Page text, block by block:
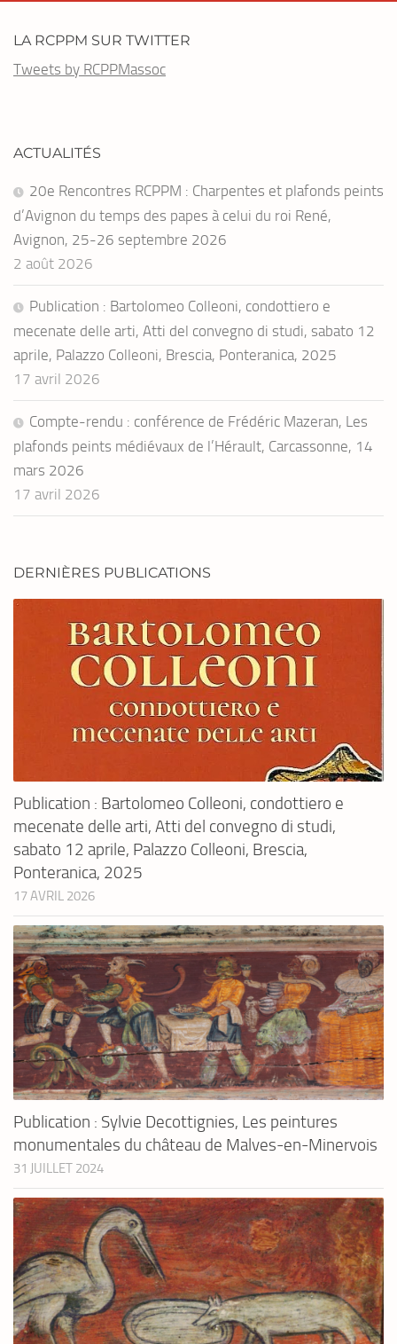
LA RCPPM SUR TWITTER
Tweets by RCPPMassoc
ACTUALITÉS
20e Rencontres RCPPM : Charpentes et plafonds peints
d’Avignon du temps des papes à celui du roi René,
Avignon, 25-26 septembre 2026
2 août 2026
Publication : Bartolomeo Colleoni, condottiero e
mecenate delle arti, Atti del convegno di studi, sabato 12
aprile, Palazzo Colleoni, Brescia, Ponteranica, 2025
17 avril 2026
Compte-rendu : conférence de Frédéric Mazeran, Les
plafonds peints médiévaux de l’Hérault, Carcassonne, 14
mars 2026
17 avril 2026
DERNIÈRES PUBLICATIONS
Publication : Bartolomeo Colleoni, condottiero e
mecenate delle arti, Atti del convegno di studi,
sabato 12 aprile, Palazzo Colleoni, Brescia,
Ponteranica, 2025
17 AVRIL 2026
Publication : Sylvie Decottignies, Les peintures
monumentales du château de Malves-en-Minervois
31 JUILLET 2024